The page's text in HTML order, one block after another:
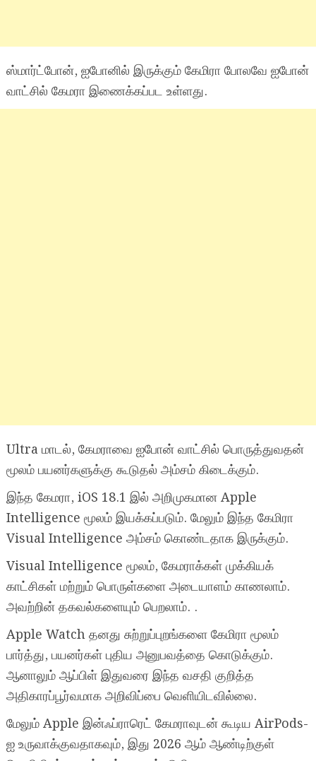
ஸ்மார்ட்போன், ஐபோனில் இருக்கும் கேமிரா போலவே ஐபோன்
வாட்சில் கேமரா இணைக்கப்பட உள்ளது.
Ultra மாடல், கேமராவை ஐபோன் வாட்சில் பொருத்துவதன்
மூலம் பயனர்களுக்கு கூடுதல் அம்சம் கிடைக்கும்.
இந்த கேமரா, iOS 18.1 இல் அறிமுகமான Apple
Intelligence மூலம் இயக்கப்படும். மேலும் இந்த கேமிரா
Visual Intelligence அம்சம் கொண்டதாக இருக்கும்.
Visual Intelligence மூலம், கேமராக்கள் முக்கியக்
காட்சிகள் மற்றும் பொருள்களை அடையாளம் காணலாம்.
அவற்றின் தகவல்களையும் பெறலாம். .
Apple Watch தனது சுற்றுப்புறங்களை கேமிரா மூலம்
பார்த்து, பயனர்கள் புதிய அனுபவத்தை கொடுக்கும்.
ஆனாலும் ஆப்பிள் இதுவரை இந்த வசதி குறித்த
அதிகாரப்பூர்வமாக அறிவிப்பை வெளியிடவில்லை.
மேலும் Apple இன்ஃப்ராரெட் கேமராவுடன் கூடிய AirPods-
ஐ உருவாக்குவதாகவும், இது 2026 ஆம் ஆண்டிற்குள்